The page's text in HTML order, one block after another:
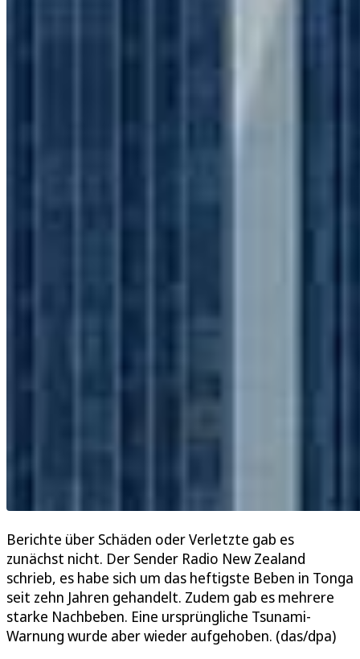
Berichte über Schäden oder Verletzte gab es
zunächst nicht. Der Sender Radio New Zealand
schrieb, es habe sich um das heftigste Beben in Tonga
seit zehn Jahren gehandelt. Zudem gab es mehrere
starke Nachbeben. Eine ursprüngliche Tsunami-
Warnung wurde aber wieder aufgehoben. (das/dpa)